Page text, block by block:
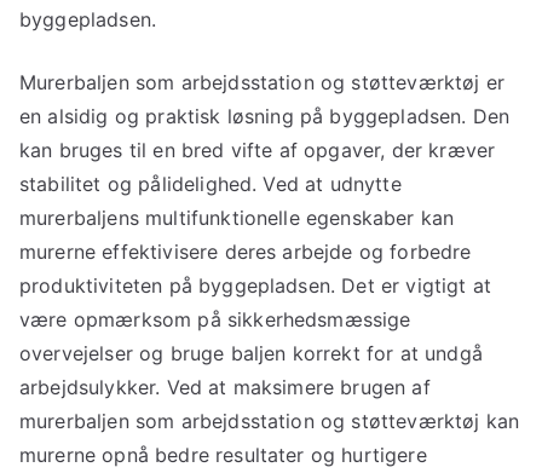
byggepladsen.
Murerbaljen som arbejdsstation og støtteværktøj er
en alsidig og praktisk løsning på byggepladsen. Den
kan bruges til en bred vifte af opgaver, der kræver
stabilitet og pålidelighed. Ved at udnytte
murerbaljens multifunktionelle egenskaber kan
murerne effektivisere deres arbejde og forbedre
produktiviteten på byggepladsen. Det er vigtigt at
være opmærksom på sikkerhedsmæssige
overvejelser og bruge baljen korrekt for at undgå
arbejdsulykker. Ved at maksimere brugen af
murerbaljen som arbejdsstation og støtteværktøj kan
murerne opnå bedre resultater og hurtigere